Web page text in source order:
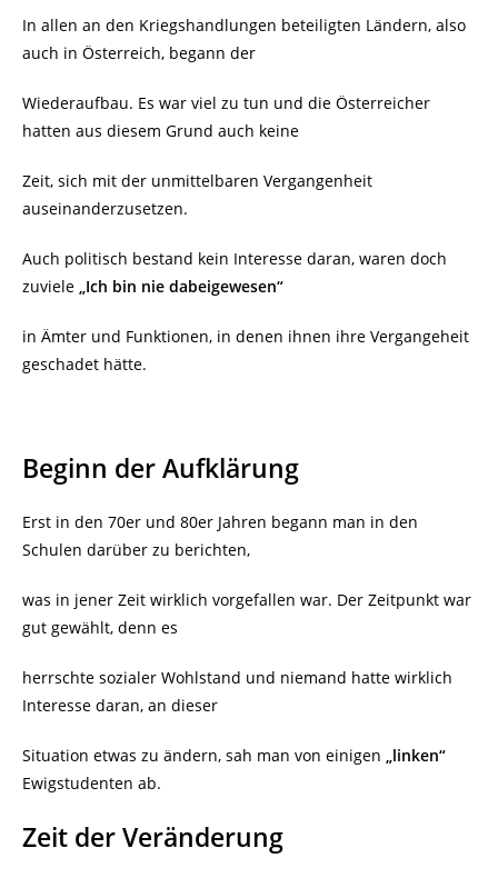
In allen an den Kriegshandlungen beteiligten Ländern, also
auch in Österreich, begann der
Wiederaufbau. Es war viel zu tun und die Österreicher
hatten aus diesem Grund auch keine
Zeit, sich mit der unmittelbaren Vergangenheit
auseinanderzusetzen.
Auch politisch bestand kein Interesse daran, waren doch
zuviele „Ich bin nie dabeigewesen“
in Ämter und Funktionen, in denen ihnen ihre Vergangeheit
geschadet hätte.
Beginn der Aufklärung
Erst in den 70er und 80er Jahren begann man in den
Schulen darüber zu berichten,
was in jener Zeit wirklich vorgefallen war. Der Zeitpunkt war
gut gewählt, denn es
herrschte sozialer Wohlstand und niemand hatte wirklich
Interesse daran, an dieser
Situation etwas zu ändern, sah man von einigen „linken“
Ewigstudenten ab.
Zeit der Veränderung